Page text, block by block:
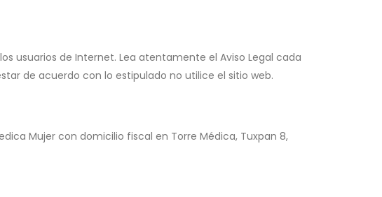
usuarios de Internet. Lea atentamente el Aviso Legal cada
de acuerdo con lo estipulado no utilice el sitio web.
Mujer con domicilio fiscal en Torre Médica, Tuxpan 8,